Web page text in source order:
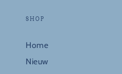
SHOP
Home
Nieuw